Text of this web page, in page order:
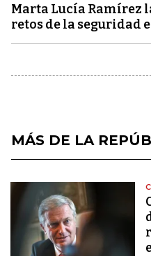
Marta Lucía Ramírez
retos de la seguridad
MÁS DE LA